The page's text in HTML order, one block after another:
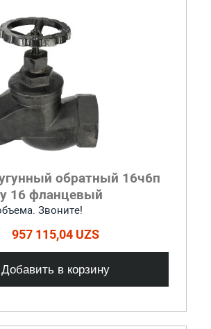
обратный 16ч6п
16 фланцевый
Звоните!
957 115,04 UZS
Добавить в корзину